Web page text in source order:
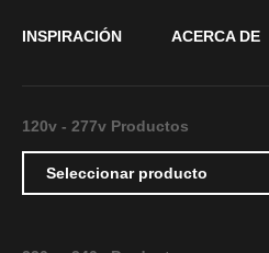
INSPIRACIÓN ACERCA DE
120v - 277v Productos
Seleccionar producto